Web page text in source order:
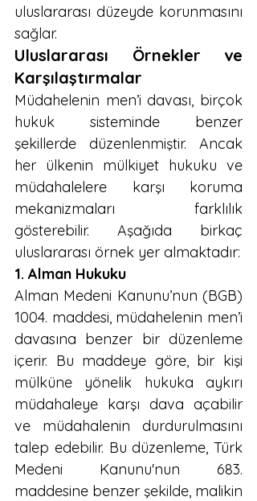
uluslararası düzeyde korunmasını
sağlar.
Uluslararası Örnekler ve
Karşılaştırmalar
Müdahelenin men’i davası, birçok
hukuk sisteminde benzer
şekillerde düzenlenmiştir. Ancak
her ülkenin mülkiyet hukuku ve
müdahalelere karşı koruma
mekanizmaları farklılık
gösterebilir. Aşağıda birkaç
uluslararası örnek yer almaktadır:
1. Alman Hukuku
Alman Medeni Kanunu’nun (BGB)
1004. maddesi, müdahelenin men’i
davasına benzer bir düzenleme
içerir. Bu maddeye göre, bir kişi
mülküne yönelik hukuka aykırı
müdahaleye karşı dava açabilir
ve müdahalenin durdurulmasını
talep edebilir. Bu düzenleme, Türk
Medeni Kanunu'nun 683.
maddesine benzer şekilde, malikin